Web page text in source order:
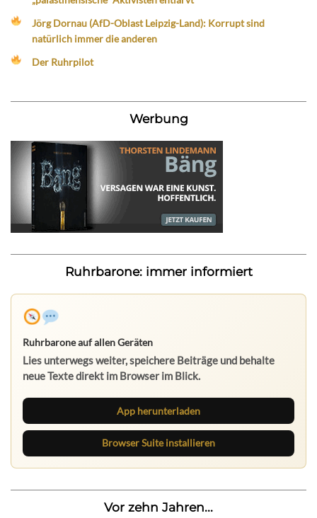
Jörg Dornau (AfD-Oblast Leipzig-Land): Korrupt sind
natürlich immer die anderen
Der Ruhrpilot
Werbung
Ruhrbarone: immer informiert
Ruhrbarone auf allen Geräten
Lies unterwegs weiter, speichere Beiträge und behalte
neue Texte direkt im Browser im Blick.
App herunterladen
Browser Suite installieren
Vor zehn Jahren...